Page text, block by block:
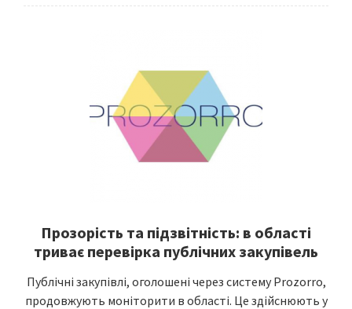
Прозорість та підзвітність: в області
триває перевірка публічних закупівель
Публічні закупівлі, оголошені через систему Prozorro,
продовжують моніторити в області. Це здійснюють у